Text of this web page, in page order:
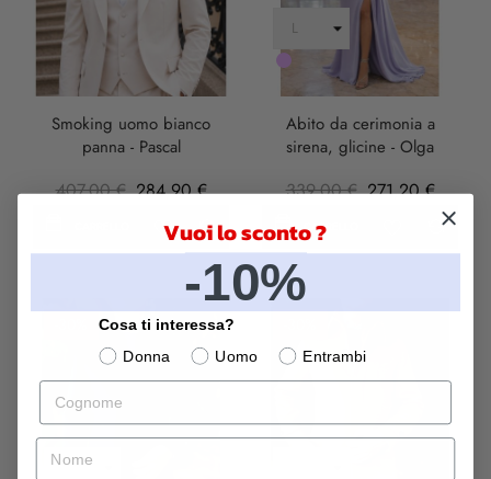
Smoking uomo bianco
panna - Pascal
407,00 € 284,90 €
LILLA
Abito da cerimonia a
sirena, glicine - Olga
339,00 € 271,20 €
CARRELLO
Vuoi lo sconto ?
-10%
Cosa ti interessa?
Donna
Uomo
Entrambi
Cognome
nome